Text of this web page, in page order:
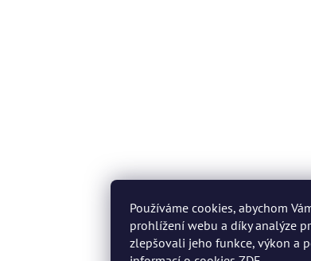
Používáme cookies, abychom
prohlížení webu a díky analýze
zlepšovali jeho funkce, výkon a